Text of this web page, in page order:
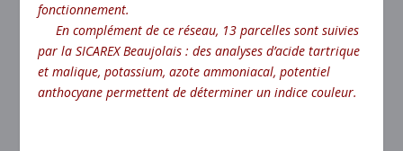
fonctionnement.
En complément de ce réseau, 13 parcelles sont suivies
par la SICAREX Beaujolais : des analyses d’acide tartrique
et malique, potassium, azote ammoniacal, potentiel
anthocyane permettent de déterminer un indice couleur.